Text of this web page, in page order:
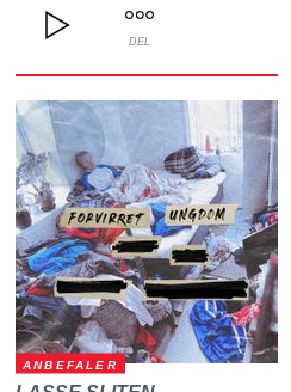
DEL
ANBEFALER